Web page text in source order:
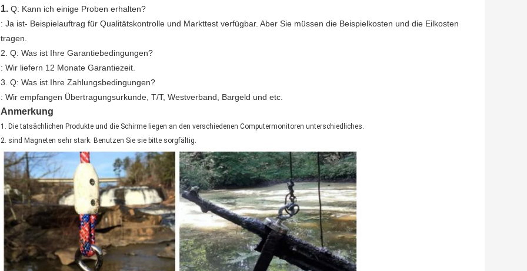
1. Q: Kann ich einige Proben erhalten?
: Ja ist- Beispielauftrag für Qualitätskontrolle und Markttest verfügbar. Aber Sie müssen die Beispielkosten und die Eilkosten
tragen.
2. Q: Was ist Ihre Garantiebedingungen?
: Wir liefern 12 Monate Garantiezeit.
3. Q: Was ist Ihre Zahlungsbedingungen?
: Wir empfangen Übertragungsurkunde, T/T, Westverband, Bargeld und etc.
Anmerkung
1. Die tatsächlichen Produkte und die Schirme liegen an den verschiedenen Computermonitoren unterschiedliches.
2. sind Magneten sehr stark. Benutzen Sie sie bitte sorgfältig.